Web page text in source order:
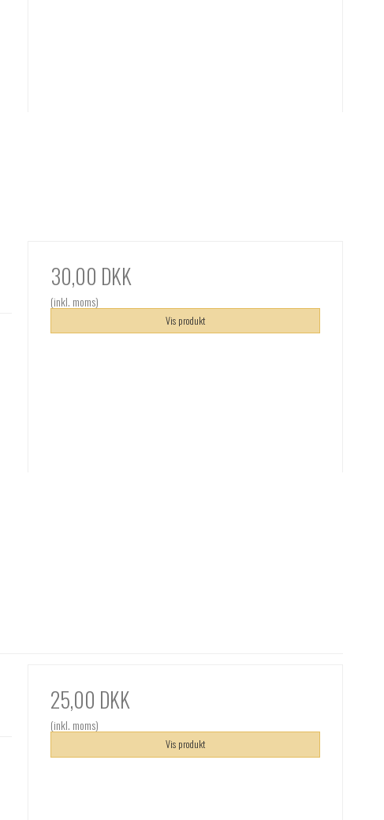
30,00 DKK
(inkl. moms)
Vis produkt
25,00 DKK
(inkl. moms)
Vis produkt